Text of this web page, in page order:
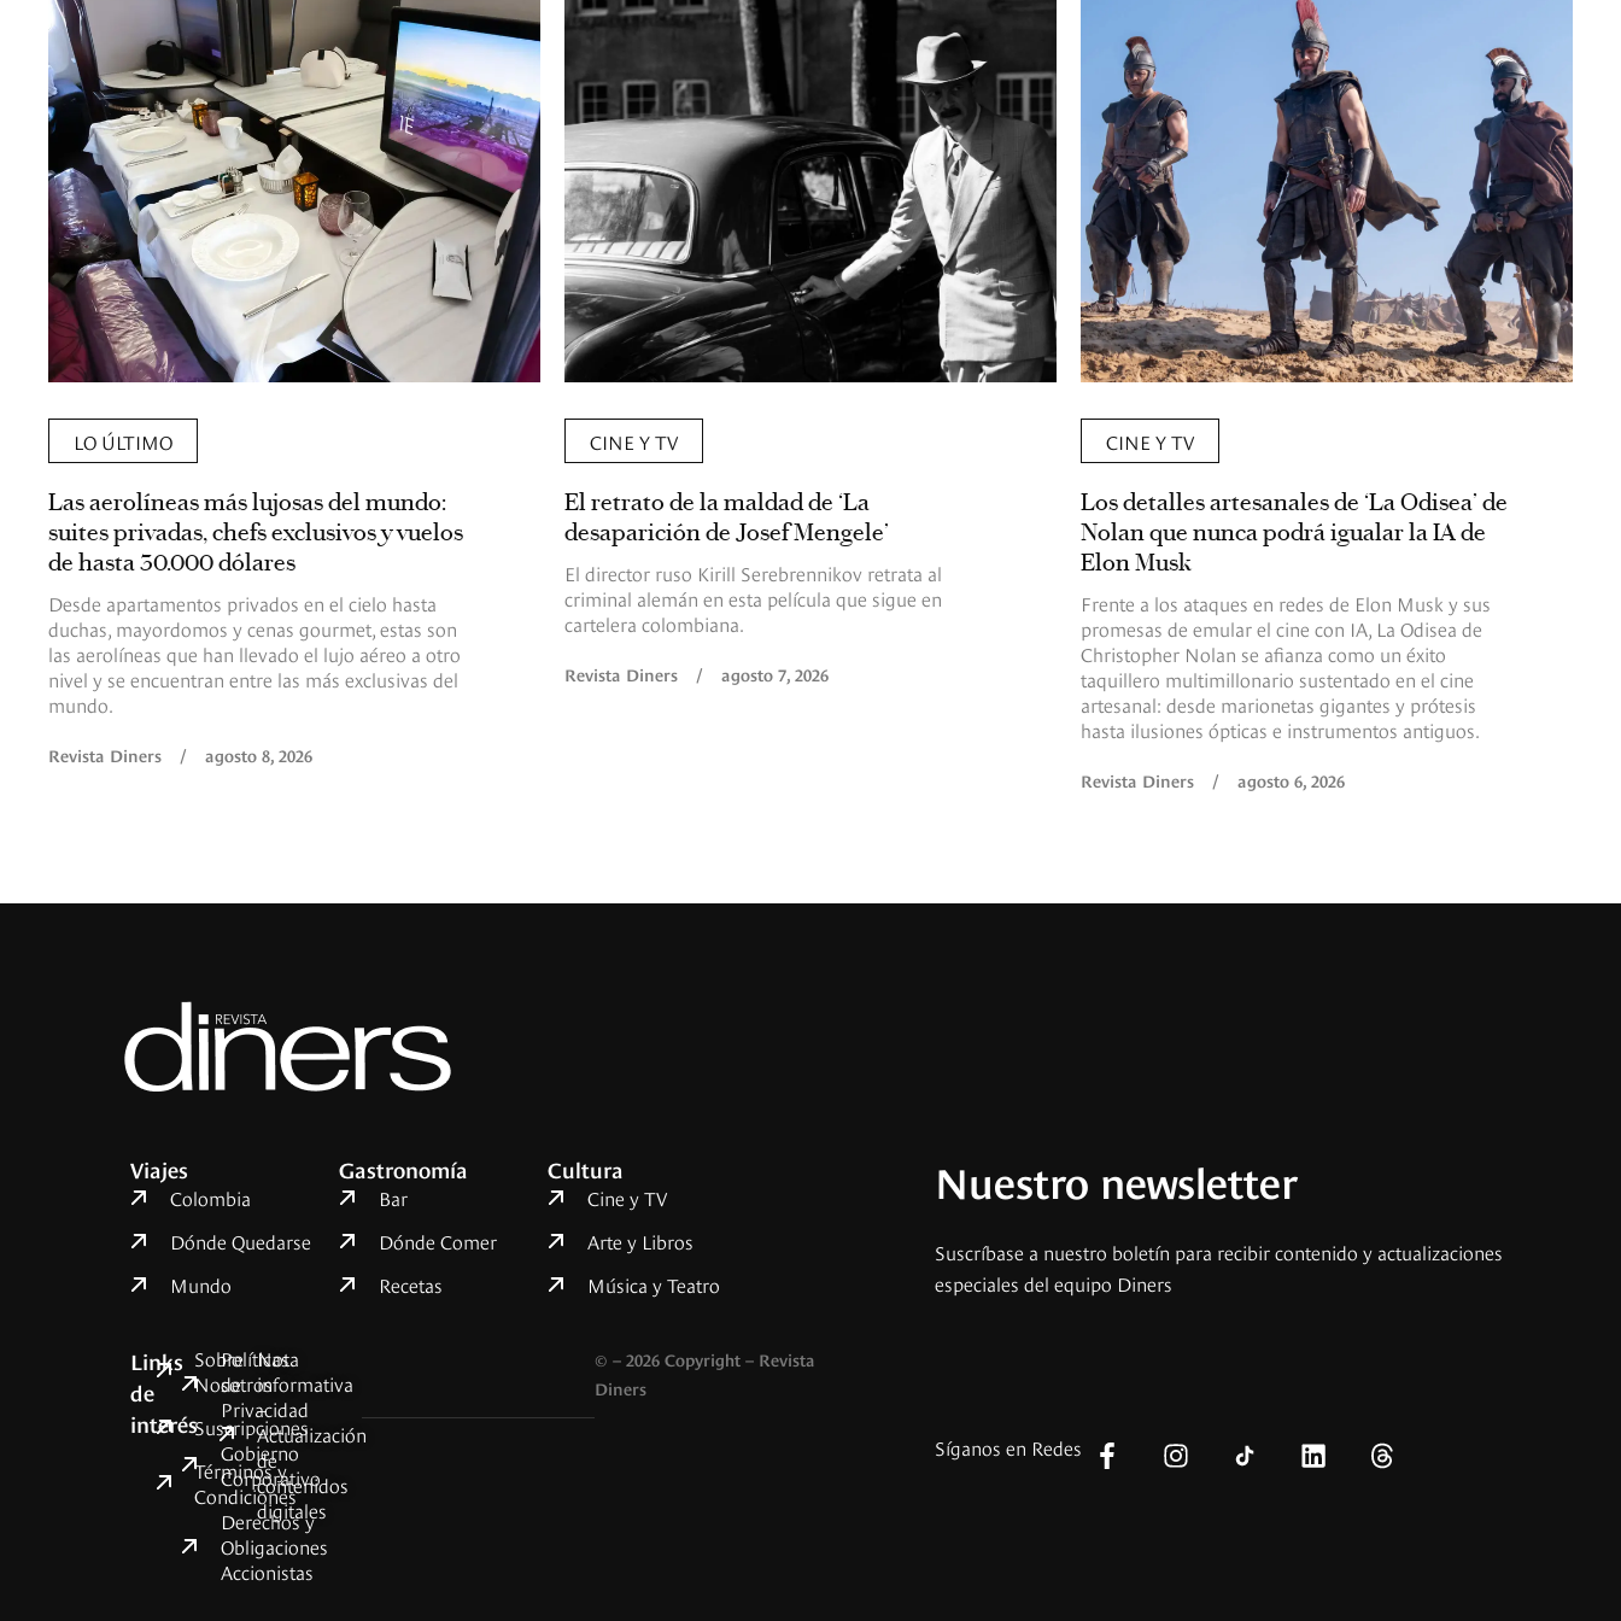
LO ÚLTIMO
Las aerolíneas más lujosas del mundo:
suites privadas, chefs exclusivos y vuelos
de hasta 30.000 dólares
Desde apartamentos privados en el cielo hasta
duchas, mayordomos y cenas gourmet, estas son
las aerolíneas que han llevado el lujo aéreo a otro
nivel y se encuentran entre las más exclusivas del
mundo.
Revista Diners / agosto 8, 2026
CINE Y TV
El retrato de la maldad de ‘La
desaparición de Josef Mengele’
El director ruso Kirill Serebrennikov retrata al
criminal alemán en esta película que sigue en
cartelera colombiana.
Revista Diners / agosto 7, 2026
CINE Y TV
Los detalles artesanales de ‘La Odisea’ de
Nolan que nunca podrá igualar la IA de
Elon Musk
Frente a los ataques en redes de Elon Musk y sus
promesas de emular el cine con IA, La Odisea de
Christopher Nolan se afianza como un éxito
taquillero multimillonario sustentado en el cine
artesanal: desde marionetas gigantes y prótesis
hasta ilusiones ópticas e instrumentos antiguos.
Revista Diners / agosto 6, 2026
Viajes
Colombia
Dónde Quedarse
Mundo
Gastronomía
Bar
Dónde Comer
Recetas
Cultura
Cine y TV
Arte y Libros
Música y Teatro
Links
de
interés
Sobre
Nosotros
Suscripciones
Términos y
Condiciones
Políticas
de
Privacidad
Gobierno
Corporativo
Derechos y
Obligaciones
Accionistas
Nota
informativa
–
Actualización
de
contenidos
digitales
© – 2026 Copyright – Revista
Diners
Nuestro newsletter
Suscríbase a nuestro boletín para recibir contenido y actualizaciones
especiales del equipo Diners
Síganos en Redes